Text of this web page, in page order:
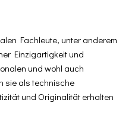
Fachleute, unter anderem
Einzigartigkeit und
und wohl auch
sie als technische
und Originalität erhalten